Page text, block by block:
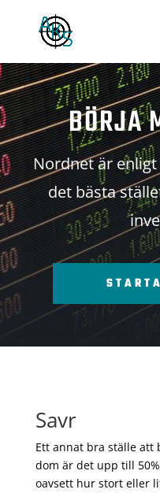
BÖRJA
Nordnet är
det bästa
Savr
Ett annat bra ställe att
dom är det upp till
oavsett hur stort eller